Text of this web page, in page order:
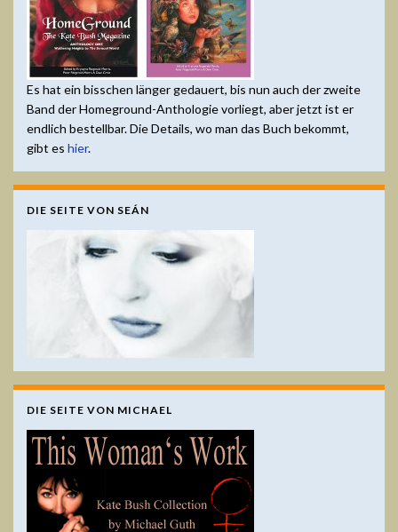
Es hat ein bisschen länger gedauert, bis nun auch der zweite
Band der Homeground-Anthologie vorliegt, aber jetzt ist er
endlich bestellbar. Die Details, wo man das Buch bekommt,
gibt es hier.
DIE SEITE VON SEÁN
DIE SEITE VON MICHAEL